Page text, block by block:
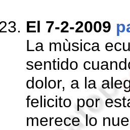
El 7-2-2009
La mùsica
sentido
dolor, a la
felicito por
merece lo